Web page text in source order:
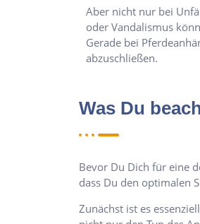
Aber nicht nur bei
oder Vandalismus
Gerade bei
abzuschließen.
Was Du
Bevor Du Dich für eine
dass Du den optimalen
Zunächst ist es